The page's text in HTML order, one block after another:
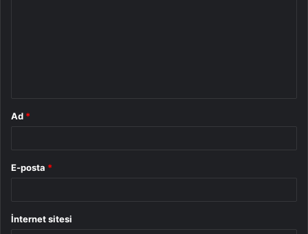
Ad *
E-posta *
İnternet sitesi